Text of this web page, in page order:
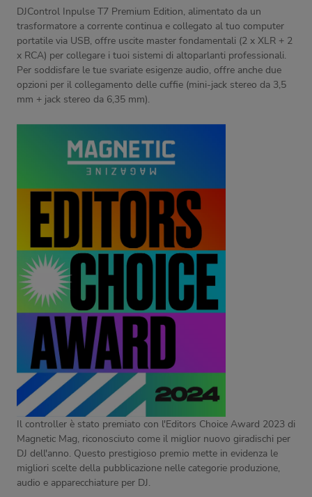
DJControl Inpulse T7 Premium Edition, alimentato da un
trasformatore a corrente continua e collegato al tuo computer
portatile via USB, offre uscite master fondamentali (2 x XLR + 2
x RCA) per collegare i tuoi sistemi di altoparlanti professionali.
Per soddisfare le tue svariate esigenze audio, offre anche due
opzioni per il collegamento delle cuffie (mini-jack stereo da 3,5
mm + jack stereo da 6,35 mm).
Il controller è stato premiato con l'Editors Choice Award 2023 di
Magnetic Mag, riconosciuto come il miglior nuovo giradischi per
DJ dell'anno. Questo prestigioso premio mette in evidenza le
migliori scelte della pubblicazione nelle categorie produzione,
audio e apparecchiature per DJ.